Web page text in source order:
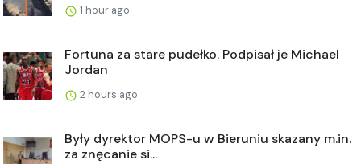
1 hour ago
Fortuna za stare pudełko. Podpisał je Michael
Jordan
2 hours ago
Były dyrektor MOPS-u w Bieruniu skazany m.in.
za znęcanie si...